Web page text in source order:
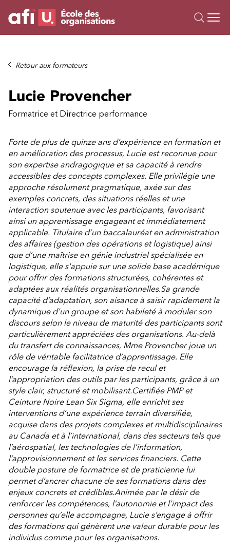
Formations
Sur mesure
À propos
Retour aux formateurs
Lucie Provencher
Formatrice et Directrice performance
Forte de plus de quinze ans d’expérience en formation et
en amélioration des processus, Lucie est reconnue pour
son expertise andragogique et sa capacité à rendre
accessibles des concepts complexes. Elle privilégie une
approche résolument pragmatique, axée sur des
exemples concrets, des situations réelles et une
interaction soutenue avec les participants, favorisant
ainsi un apprentissage engageant et immédiatement
applicable. Titulaire d’un baccalauréat en administration
des affaires (gestion des opérations et logistique) ainsi
que d’une maîtrise en génie industriel spécialisée en
logistique, elle s'appuie sur une solide base académique
pour offrir des formations structurées, cohérentes et
adaptées aux réalités organisationnelles.Sa grande
capacité d’adaptation, son aisance à saisir rapidement la
dynamique d’un groupe et son habileté à moduler son
discours selon le niveau de maturité des participants sont
particulièrement appréciées des organisations. Au-delà
du transfert de connaissances, Mme Provencher joue un
rôle de véritable facilitatrice d’apprentissage. Elle
encourage la réflexion, la prise de recul et
l’appropriation des outils par les participants, grâce à un
style clair, structuré et mobilisant.Certifiée PMP et
Ceinture Noire Lean Six Sigma, elle enrichit ses
interventions d’une expérience terrain diversifiée,
acquise dans des projets complexes et multidisciplinaires
au Canada et à l’international, dans des secteurs tels que
l’aérospatial, les technologies de l’information,
l’approvisionnement et les services financiers. Cette
double posture de formatrice et de praticienne lui
permet d’ancrer chacune de ses formations dans des
enjeux concrets et crédibles.Animée par le désir de
renforcer les compétences, l’autonomie et l’impact des
personnes qu’elle accompagne, Lucie s’engage à offrir
des formations qui génèrent une valeur durable pour les
individus comme pour les organisations.